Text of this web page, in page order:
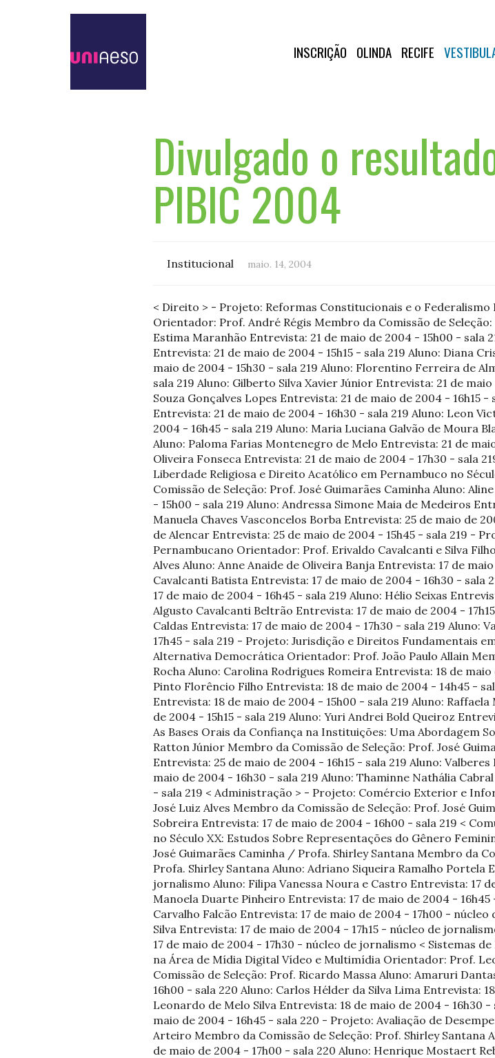
INSCRIÇÃO OLINDA RECIFE
Divulgado o
PIBIC 2004
Institucional maio. 14, 2004
< Direito > - Projeto: Reformas Constitucionais e o Federalismo
Orientador: Prof. André Régis Membro da Comissão de
Estima Maranhão Entrevista: 21 de maio de 2004 - 15h00 - sala
Entrevista: 21 de maio de 2004 - 15h15 - sala 219 Aluno: Diana
maio de 2004 - 15h30 - sala 219 Aluno: Florentino Ferreira de
sala 219 Aluno: Gilberto Silva Xavier Júnior Entrevista: 21 de
Souza Gonçalves Lopes Entrevista: 21 de maio de 2004 - 16h15
Entrevista: 21 de maio de 2004 - 16h30 - sala 219 Aluno: Leon
2004 - 16h45 - sala 219 Aluno: Maria Luciana Galvão de Moura
Aluno: Paloma Farias Montenegro de Melo Entrevista: 21 de
Oliveira Fonseca Entrevista: 21 de maio de 2004 - 17h30 - sala
Liberdade Religiosa e Direito Acatólico em Pernambuco no
Comissão de Seleção: Prof. José Guimarães Caminha Aluno:
- 15h00 - sala 219 Aluno: Andressa Simone Maia de Medeiros
Manuela Chaves Vasconcelos Borba Entrevista: 25 de maio de
de Alencar Entrevista: 25 de maio de 2004 - 15h45 - sala 219 -
Pernambucano Orientador: Prof. Erivaldo Cavalcanti e Silva
Alves Aluno: Anne Anaide de Oliveira Banja Entrevista: 17 de
Cavalcanti Batista Entrevista: 17 de maio de 2004 - 16h30 -
17 de maio de 2004 - 16h45 - sala 219 Aluno: Hélio Seixas
Algusto Cavalcanti Beltrão Entrevista: 17 de maio de 2004 -
Caldas Entrevista: 17 de maio de 2004 - 17h30 - sala 219 Aluno:
17h45 - sala 219 - Projeto: Jurisdição e Direitos Fundamentais
Alternativa Democrática Orientador: Prof. João Paulo Allain
Rocha Aluno: Carolina Rodrigues Romeira Entrevista: 18 de
Pinto Florêncio Filho Entrevista: 18 de maio de 2004 - 14h45 -
Entrevista: 18 de maio de 2004 - 15h00 - sala 219 Aluno:
de 2004 - 15h15 - sala 219 Aluno: Yuri Andrei Bold Queiroz
As Bases Orais da Confiança na Instituições: Uma Abordagem
Ratton Júnior Membro da Comissão de Seleção: Prof. José
Entrevista: 25 de maio de 2004 - 16h15 - sala 219 Aluno:
maio de 2004 - 16h30 - sala 219 Aluno: Thaminne Nathália
- sala 219 < Administração > - Projeto: Comércio Exterior e
José Luiz Alves Membro da Comissão de Seleção: Prof. José
Sobreira Entrevista: 17 de maio de 2004 - 16h00 - sala 219 <
no Século XX: Estudos Sobre Representações do Gênero
José Guimarães Caminha / Profa. Shirley Santana Membro da
Profa. Shirley Santana Aluno: Adriano Siqueira Ramalho Portela
jornalismo Aluno: Filipa Vanessa Noura e Castro Entrevista: 17
Manoela Duarte Pinheiro Entrevista: 17 de maio de 2004 -
Carvalho Falcão Entrevista: 17 de maio de 2004 - 17h00 -
Silva Entrevista: 17 de maio de 2004 - 17h15 - núcleo de
17 de maio de 2004 - 17h30 - núcleo de jornalismo < Sistemas
na Área de Mídia Digital Vídeo e Multimídia Orientador: Prof.
Comissão de Seleção: Prof. Ricardo Massa Aluno: Amaruri
16h00 - sala 220 Aluno: Carlos Hélder da Silva Lima Entrevista:
Leonardo de Melo Silva Entrevista: 18 de maio de 2004 - 16h30
maio de 2004 - 16h45 - sala 220 - Projeto: Avaliação de
Arteiro Membro da Comissão de Seleção: Prof. Shirley Santana
de maio de 2004 - 17h00 - sala 220 Aluno: Henrique Mostaert